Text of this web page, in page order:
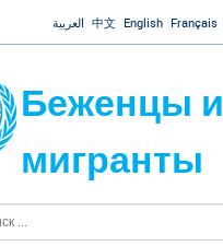
Jump to navigationالعربية 中文 English Français
Беженцы и
мигранты